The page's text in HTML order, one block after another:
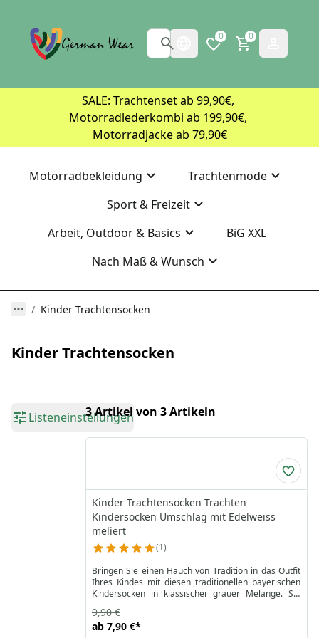
0 0
SALE: Trachtenset ab 99,90€,
Motorradlederkombi ab 199,90€,
Motorradjacke ab 79,90€
Motorradbekleidung
Trachtenmode
Sport & Freizeit
Arbeit, Outdoor & Basics
BiG XXL
Nach Maß & Wunsch
Kinder Trachtensocken
Kinder Trachtensocken
Listeneinstellungen3 Artikel von 3 Artikeln
Kinder Trachtensocken Trachten
Kindersocken Umschlag mit Edelweiss
meliert
1
Bringen Sie einen Hauch von Tradition in das Outfit
Ihres Kindes mit diesen traditionellen bayerischen
Kindersocken in klassischer grauer Melange. Sie
und verfügen über ein charmantes Edelweiß-
Metalldetail am Bündchen und ein wunderschön
ab 7,90 €*
9,90 €